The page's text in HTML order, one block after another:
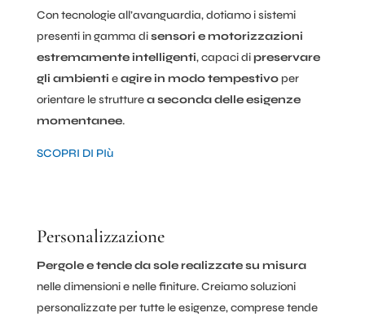
Con tecnologie all’avanguardia, dotiamo i sistemi
presenti in gamma disensori e motorizzazioni
estremamente intelligenti, capaci dipreservare
gli ambienti eagire in modo tempestivoper
orientare le strutturea seconda delle esigenze
momentanee.
SCOPRI DI PIù
Personalizzazione
Pergole e tende da sole realizzate su misura
nelle dimensioni e nelle finiture. Creiamo soluzioni
personalizzate per tutte le esigenze, comprese tende